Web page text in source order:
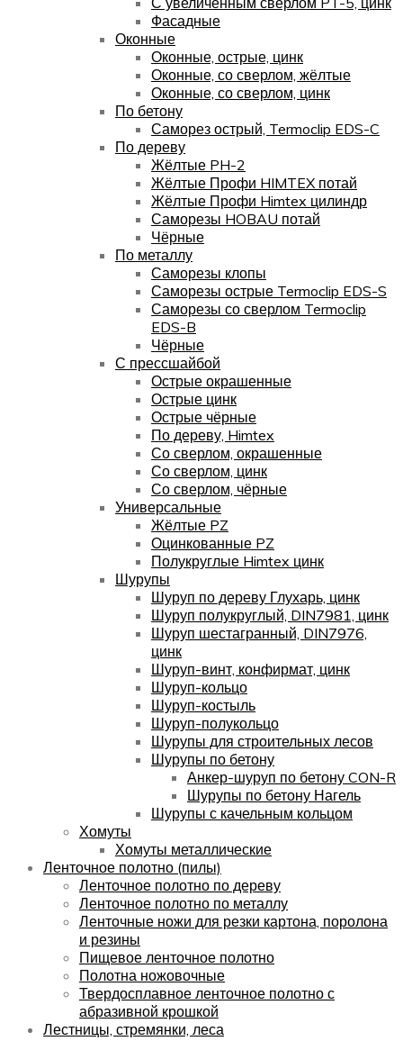
Фасадные
Оконные
Оконные, острые, цинк
Оконные, со сверлом, жёлтые
Оконные, со сверлом, цинк
По бетону
Саморез острый, Termoclip EDS-C
По дереву
Жёлтые PH-2
Жёлтые Профи HIMTEX потай
Жёлтые Профи Himtex цилиндр
Саморезы HOBAU потай
Чёрные
По металлу
Саморезы клопы
Саморезы острые Termoclip EDS-S
Саморезы со сверлом Termoclip
EDS-B
Чёрные
С прессшайбой
Острые окрашенные
Острые цинк
Острые чёрные
По дереву, Himtex
Со сверлом, окрашенные
Со сверлом, цинк
Со сверлом, чёрные
Универсальные
Жёлтые PZ
Оцинкованные PZ
Полукруглые Himtex цинк
Шурупы
Шуруп по дереву Глухарь, цинк
Шуруп полукруглый, DIN7981, цинк
Шуруп шестагранный, DIN7976,
цинк
Шуруп-винт, конфирмат, цинк
Шуруп-кольцо
Шуруп-костыль
Шуруп-полукольцо
Шурупы для строительных лесов
Шурупы по бетону
Анкер-шуруп по бетону CON-R
Шурупы по бетону Нагель
Шурупы с качельным кольцом
Хомуты
Хомуты металлические
Ленточное полотно (пилы)
Ленточное полотно по дереву
Ленточное полотно по металлу
Ленточные ножи для резки картона, поролона
и резины
Пищевое ленточное полотно
Полотна ножовочные
Твердосплавное ленточное полотно с
абразивной крошкой
Лестницы, стремянки, леса